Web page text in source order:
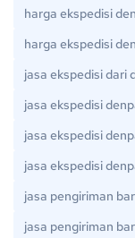
harga ekspedisi
harga ekspedisi
jasa ekspedisi dari
jasa ekspedisi
jasa ekspedisi
jasa ekspedisi
jasa pengiriman
jasa pengiriman